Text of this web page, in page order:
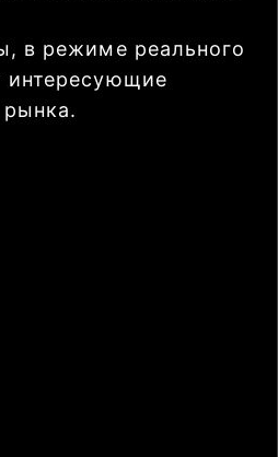
в режиме реального
интересующие
рынка.